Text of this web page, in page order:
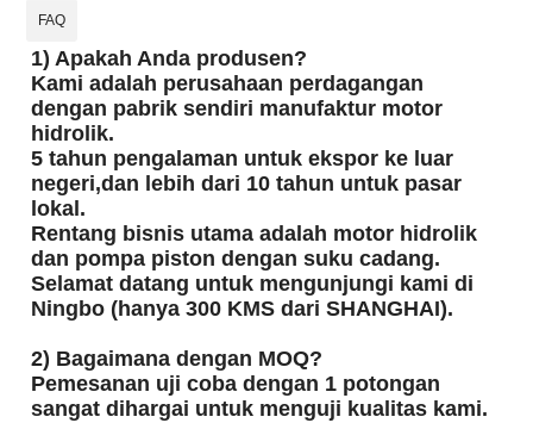
FAQ
1) Apakah Anda produsen?
Kami adalah perusahaan perdagangan
dengan pabrik sendiri manufaktur motor
hidrolik.
5 tahun pengalaman untuk ekspor ke luar
negeri,dan lebih dari 10 tahun untuk pasar
lokal.
Rentang bisnis utama adalah motor hidrolik
dan pompa piston dengan suku cadang.
Selamat datang untuk mengunjungi kami di
Ningbo (hanya 300 KMS dari SHANGHAI).
2) Bagaimana dengan MOQ?
Pemesanan uji coba dengan 1 potongan
sangat dihargai untuk menguji kualitas kami.